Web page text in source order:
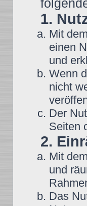
1.
Mit
einen
und
Wenn
nicht
Der
Seiten
2.
Mit
und
Das